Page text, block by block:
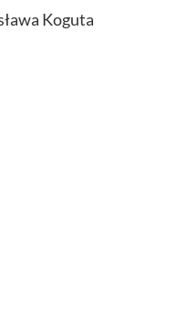
Koguta